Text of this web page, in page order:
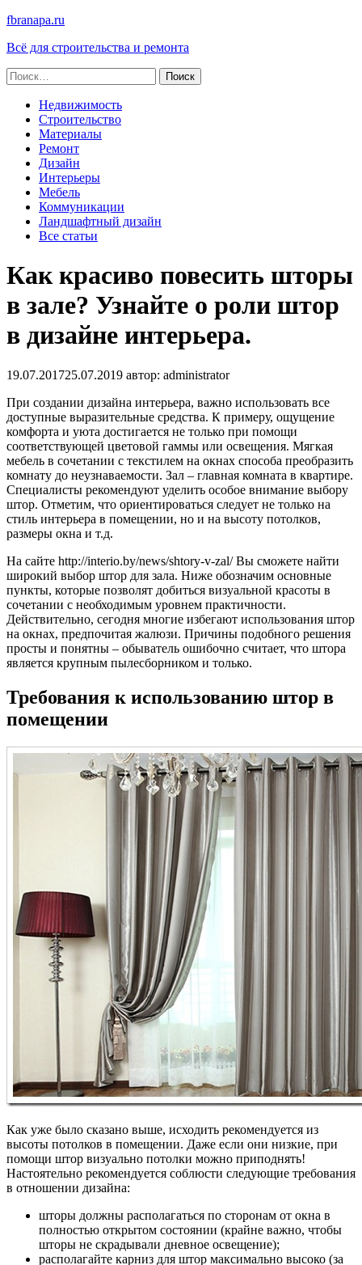
fbranapa.ru
Всё для строительства и ремонта
Найти:
Недвижимость
Строительство
Материалы
Ремонт
Дизайн
Интерьеры
Мебель
Коммуникации
Ландшафтный дизайн
Все статьи
Как красиво повесить шторы
в зале? Узнайте о роли штор
в дизайне интерьера.
19.07.201725.07.2019 автор: administrator
При создании дизайна интерьера, важно использовать все
доступные выразительные средства. К примеру, ощущение
комфорта и уюта достигается не только при помощи
соответствующей цветовой гаммы или освещения. Мягкая
мебель в сочетании с текстилем на окнах способа преобразить
комнату до неузнаваемости. Зал – главная комната в квартире.
Специалисты рекомендуют уделить особое внимание выбору
штор. Отметим, что ориентироваться следует не только на
стиль интерьера в помещении, но и на высоту потолков,
размеры окна и т.д.
На сайте http://interio.by/news/shtory-v-zal/ Вы сможете найти
широкий выбор штор для зала. Ниже обозначим основные
пункты, которые позволят добиться визуальной красоты в
сочетании с необходимым уровнем практичности.
Действительно, сегодня многие избегают использования штор
на окнах, предпочитая жалюзи. Причины подобного решения
просты и понятны – обыватель ошибочно считает, что штора
является крупным пылесборником и только.
Требования к использованию штор в
помещении
Как уже было сказано выше, исходить рекомендуется из
высоты потолков в помещении. Даже если они низкие, при
помощи штор визуально потолки можно приподнять!
Настоятельно рекомендуется соблюсти следующие требования
в отношении дизайна:
шторы должны располагаться по сторонам от окна в
полностью открытом состоянии (крайне важно, чтобы
шторы не скрадывали дневное освещение);
располагайте карниз для штор максимально высоко (за